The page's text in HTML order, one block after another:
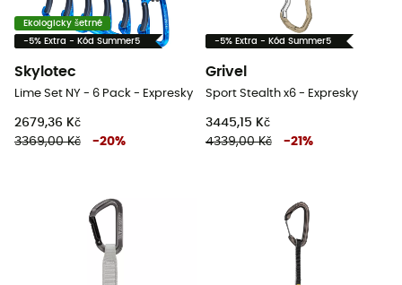
Ekologicky šetrné
-5% Extra - Kód Summer5
Skylotec
Lime Set NY - 6 Pack - Expresky
2679,36 Kč
3369,00 Kč
-20%
-5% Extra - Kód Summer5
Grivel
Sport Stealth x6 - Expresky
3445,15 Kč
4339,00 Kč
-21 %